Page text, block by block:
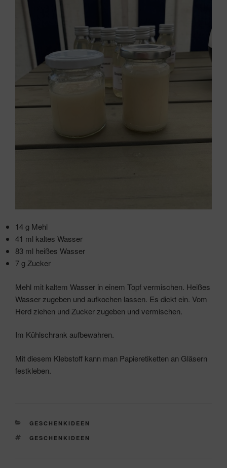
14 g Mehl
41 ml kaltes Wasser
83 ml heißes Wasser
7 g Zucker
Mehl mit kaltem Wasser in einem Topf vermischen. Heißes
Wasser zugeben und aufkochen lassen. Es dickt ein. Vom
Herd ziehen und Zucker zugeben und vermischen.
Im Kühlschrank aufbewahren.
Mit diesem Klebstoff kann man Papieretiketten an Gläsern
festkleben.
KATEGORIEN
GESCHENKIDEEN
SCHLAGWÖRTER
GESCHENKIDEEN